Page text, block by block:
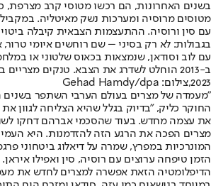
בשנים האחרונות, הם רכשו מטוסי קרב מצרפת,
מטוסים מרוסיה ומערכות נשק מאיטליה. במקביל
עם סין ורוסיה. ההתעצמות הצבאית קיבלה
בגבולות: לא רק בסיני – שם רוחשים איומי טרור,
עם לוב וסודאן, שנמצאות בכאוס שלטוני או
ב-2013 הוחלט לשדרג את הצבא. טנקים
2023,צילום: Gehad Hamdy/dpa
"מעמדה של מצרים בעולם הערבי השתפר בשנים
החוקר כליק, "בדיוק בגלל שהיא הצליחה לגוון
את עצמה מחדש. בעוד שהסכמי אברהם דחקו
מצרים הפכה את הרגע הזה להזדמנות. היא
המונרכיות במפרץ, שמרה על דיאלוג ביטחוני
הזמן טיפחה ערוצים עם רוסיה, סין ואפילו איראן.
הדיפלומטיה הזאת אפשרה למצרים לחדש את